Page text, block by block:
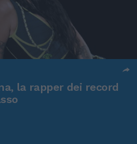
la rapper dei record